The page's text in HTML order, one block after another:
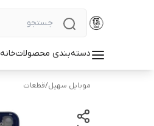
دسته‌بندی محصولاتخانه
موبایل سهیل/قطعات